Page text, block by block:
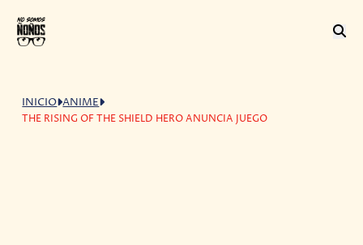
INICIO ANIME
THE RISING OF THE SHIELD HERO ANUNCIA JUEGO